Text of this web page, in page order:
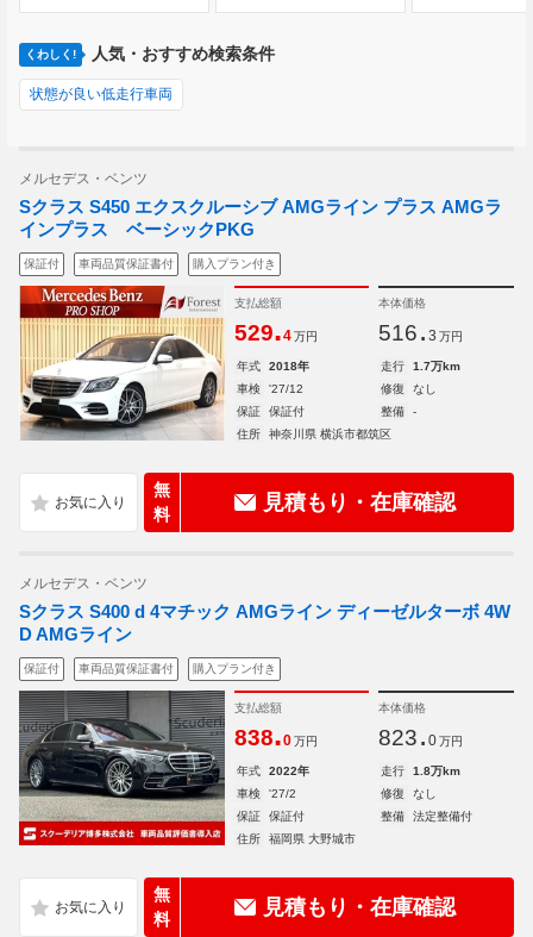
くわしく! 人気・おすすめ検索条件
状態が良い低走行車両
メルセデス・ベンツ
Sクラス S450 エクスクルーシブ AMGライン プラス AMGラ
インプラス ベーシックPKG
保証付 車両品質保証書付 購入プラン付き
支払総額
529.4 万円
本体価格
516. 3 万円
年式 2018年 走行
1.7万km
車検
'27/12 修復
なし
保証
保証付 整備
-
住所
神奈川県 横浜市都筑区
無
料
見積もり・在庫確認
メルセデス・ベンツ
Sクラス S400 d 4マチック AMGライン ディーゼルターボ 4W
D AMGライン
保証付 車両品質保証書付 購入プラン付き
支払総額
838.0 万円
本体価格
823. 0 万円
年式 2022年 走行
1.8万km
車検
'27/2 修復
なし
保証
保証付 整備
法定整備付
住所
福岡県 大野城市
無
料
見積もり・在庫確認